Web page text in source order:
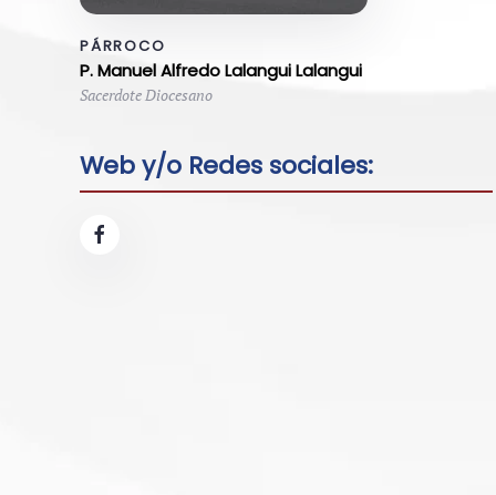
PÁRROCO
P. Manuel Alfredo Lalangui Lalangui
Sacerdote Diocesano
Web y/o Redes sociales: